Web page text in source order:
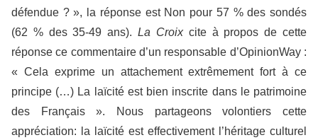
défendue ? », la réponse est Non pour 57 % des sondés
(62 % des 35-49 ans).La Croixcite à propos de cette
réponse ce commentaire d’un responsable d’OpinionWay :
« Cela exprime un attachement extrêmement fort à ce
principe (…) La laïcité est bien inscrite dans le patrimoine
des Français ». Nous partageons volontiers cette
appréciation: la laïcité est effectivement l’héritage culturel